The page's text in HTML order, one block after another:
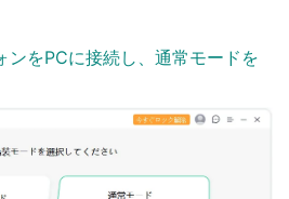
ンをPCに接続し、通常モードを